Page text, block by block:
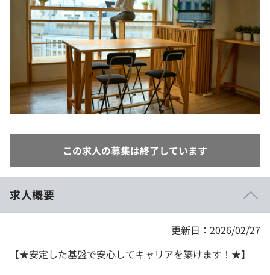
就活成功ガイド
プラン
個人向けプラン
法人向けプラン
学校向けプラン
note
この求人の募集は終了しています
求人概要
更新日：2026/02/27
【★安定した基盤で安心してキャリアを築けます！★】